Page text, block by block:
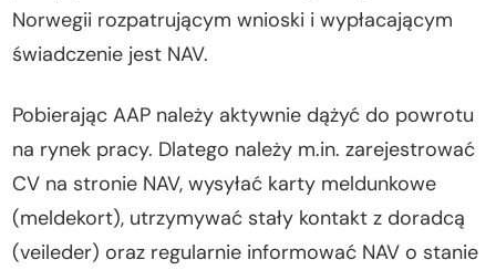
Norwegii rozpatrującym wnioski i wypłacającym
świadczenie jest NAV.
Pobierając AAP należy aktywnie dążyć do powrotu
na rynek pracy. Dlatego należy m.in. zarejestrować
CV na stronie NAV, wysyłać karty meldunkowe
(meldekort), utrzymywać stały kontakt z doradcą
(veileder) oraz regularnie informować NAV o stanie